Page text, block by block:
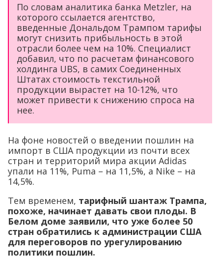
По словам аналитика банка Metzler, на
которого ссылается агентство,
введенные Дональдом Трампом тарифы
могут снизить прибыльность в этой
отрасли более чем на 10%. Специалист
добавил, что по расчетам финансового
холдинга UBS, в самих Соединенных
Штатах стоимость текстильной
продукции вырастет на 10-12%, что
может привести к снижению спроса на
нее.
На фоне новостей о введении пошлин на
импорт в США продукции из почти всех
стран и территорий мира акции Adidas
упали на 11%, Puma – на 11,5%, а Nike – на
14,5%.
Тем временем, тарифный шантаж Трампа,
похоже, начинает давать свои плоды. В
Белом доме заявили, что уже более 50
стран обратились к администрации США
для переговоров по урегулированию
политики пошлин.